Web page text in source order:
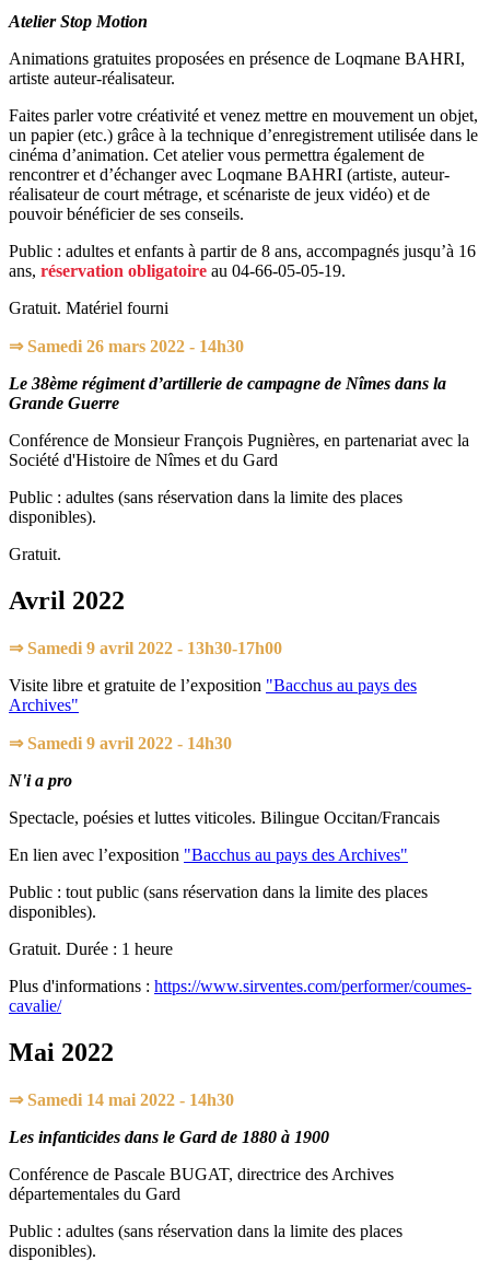
Atelier Stop Motion
Animations gratuites proposées en présence de Loqmane BAHRI,
artiste auteur-réalisateur.
Faites parler votre créativité et venez mettre en mouvement un objet,
un papier (etc.) grâce à la technique d’enregistrement utilisée dans le
cinéma d’animation. Cet atelier vous permettra également de
rencontrer et d’échanger avec Loqmane BAHRI (artiste, auteur-
réalisateur de court métrage, et scénariste de jeux vidéo) et de
pouvoir bénéficier de ses conseils.
Public : adultes et enfants à partir de 8 ans, accompagnés jusqu’à 16
ans, réservation obligatoire au 04-66-05-05-19.
Gratuit. Matériel fourni
⇒Samedi 26 mars 2022 - 14h30
Le 38ème régiment d’artillerie de campagne de Nîmes dans la
Grande Guerre
Conférence de Monsieur François Pugnières, en partenariat avec la
Société d'Histoire de Nîmes et du Gard
Public : adultes (sans réservation dans la limite des places
disponibles).
Gratuit.
Avril 2022
⇒ Samedi 9 avril 2022 - 13h30-17h00
Visite libre et gratuite de l’exposition "Bacchus au pays des
Archives"
⇒ Samedi 9 avril 2022 - 14h30
N'i a pro
Spectacle, poésies et luttes viticoles. Bilingue Occitan/Francais
En lien avec l’exposition "Bacchus au pays des Archives"
Public : tout public (sans réservation dans la limite des places
disponibles).
Gratuit. Durée : 1 heure
Plus d'informations : https://www.sirventes.com/performer/coumes-
cavalie/
Mai 2022
⇒ Samedi 14 mai 2022 - 14h30
Les infanticides dans le Gard de 1880 à 1900
Conférence de Pascale BUGAT, directrice des Archives
départementales du Gard
Public : adultes (sans réservation dans la limite des places
disponibles).